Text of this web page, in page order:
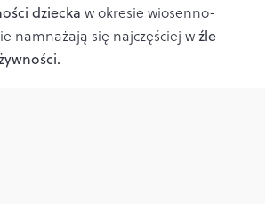
dziecka w okresie wiosenno-
namnażają się najczęściej wźle